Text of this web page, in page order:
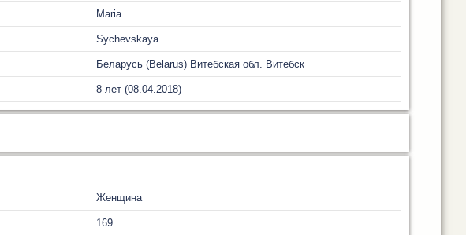
Maria
Sychevskaya
Беларусь (Belarus) Витебская обл. Витебск
8 лет (08.04.2018)
Женщина
169